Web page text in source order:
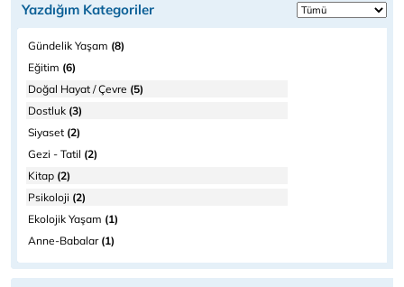
Yazdığım Kategoriler
Gündelik Yaşam (8)
Eğitim (6)
Doğal Hayat / Çevre (5)
Dostluk (3)
Siyaset (2)
Gezi - Tatil (2)
Kitap (2)
Psikoloji (2)
Ekolojik Yaşam (1)
Anne-Babalar(1)